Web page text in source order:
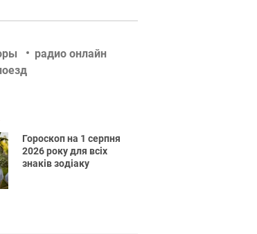
радио онлайн
Гороскоп на 1 серпня
2026 року для всіх
знаків зодіаку